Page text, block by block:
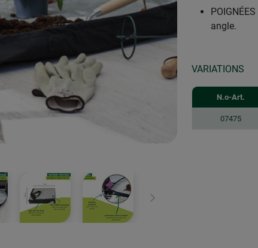
Continuer
angle.
VARIATIONS
N.o-Art.
07475